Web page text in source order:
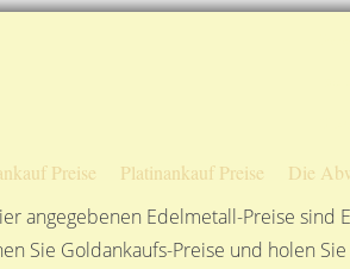
Preise Platinankauf Preise Die
angegebenen Edelmetall-Preise sind
Sie Goldankaufs-Preise und holen